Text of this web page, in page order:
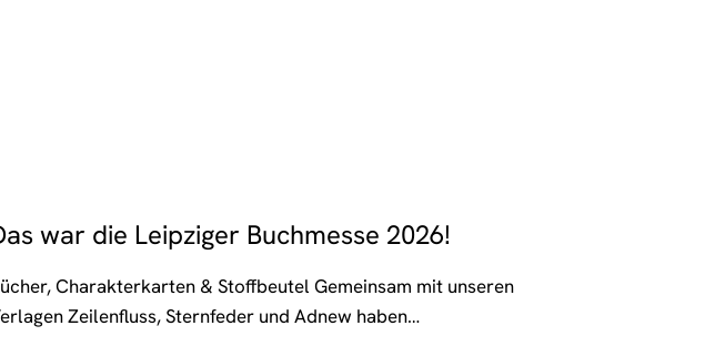
war die Leipziger Buchmesse 2026!
Charakterkarten & Stoffbeutel Gemeinsam mit unseren
Zeilenfluss, Sternfeder und Adnew haben…